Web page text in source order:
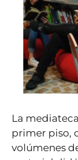
La mediateca
primer piso,
volúmenes